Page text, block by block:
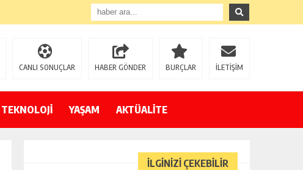
CANLI SONUÇLAR HABER GÖNDER BURÇLAR İLETİŞİM
TEKNOLOJİ YAŞAM AKTÜALİTE
İLGİNİZİ ÇEKEBİLİR